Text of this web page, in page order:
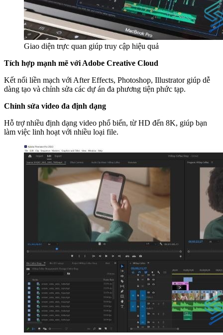
Giao diện trực quan giúp truy cập hiệu quả
Tích hợp mạnh mẽ với Adobe Creative Cloud
Kết nối liền mạch với After Effects, Photoshop, Illustrator giúp dễ
dàng tạo và chỉnh sửa các dự án đa phương tiện phức tạp.
Chỉnh sửa video đa định dạng
Hỗ trợ nhiều định dạng video phổ biến, từ HD đến 8K, giúp bạn
làm việc linh hoạt với nhiều loại file.